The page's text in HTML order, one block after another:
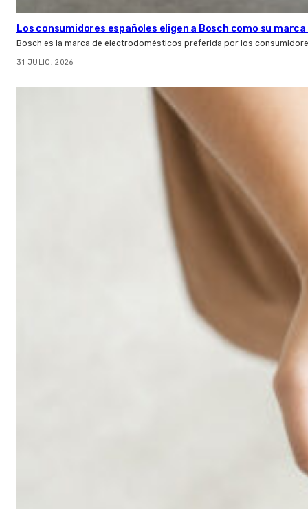
Los consumidores españoles eligen a Bosch como su
Bosch es la marca de electrodomésticos preferida por los
31 JULIO, 2026